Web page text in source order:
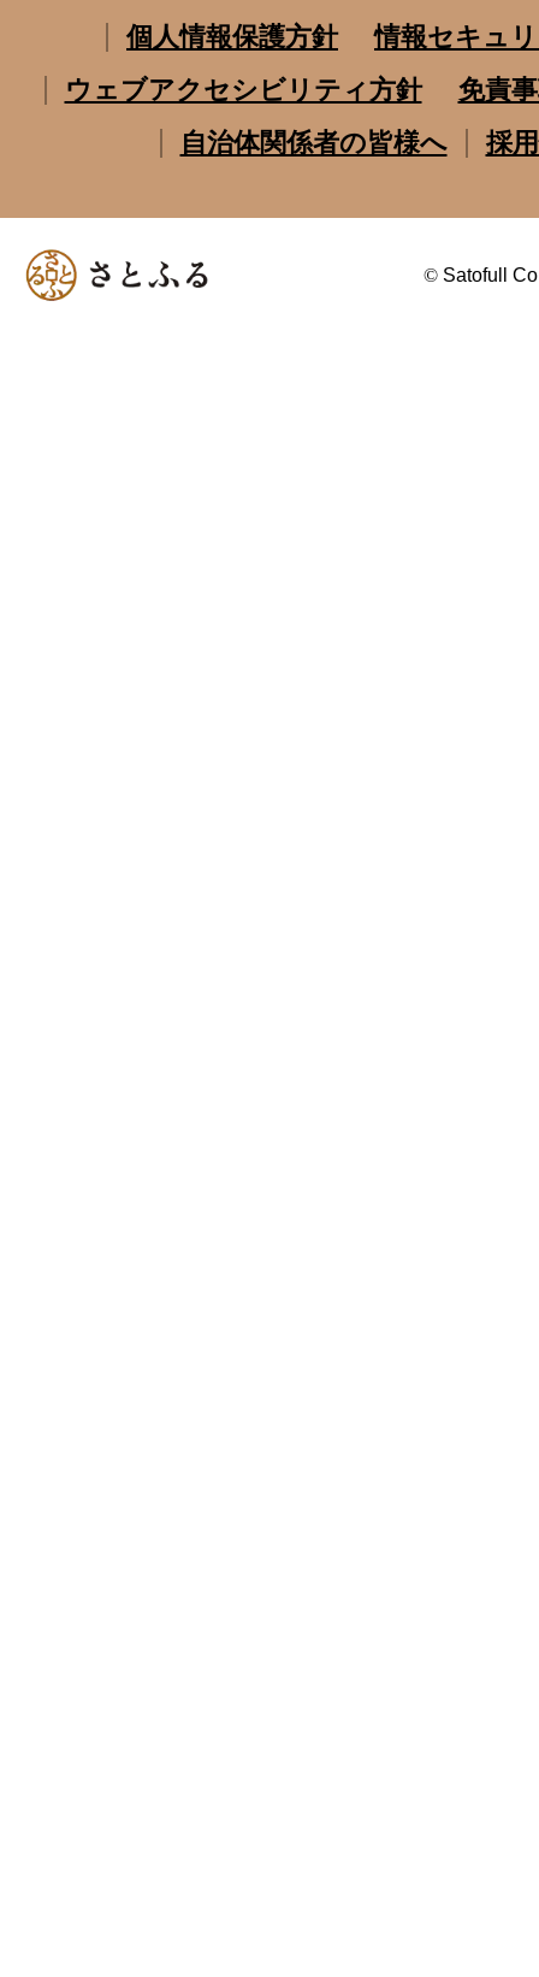
個人情報保護方針
情報セキュ
ウェブアクセシビリティ方針
免責
自治体関係者の皆様へ
採
© Satofull